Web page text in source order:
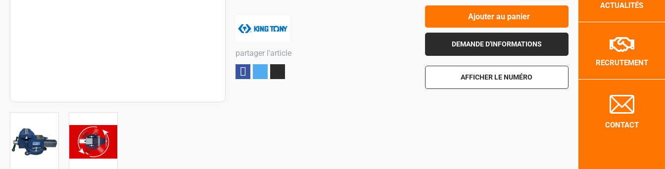
partager l'article
Ajouter au panier
DEMANDE D'INFORMATIONS
AFFICHER LE NUMÉRO
ACTUALITÉS
RECRUTEMENT
CONTACT